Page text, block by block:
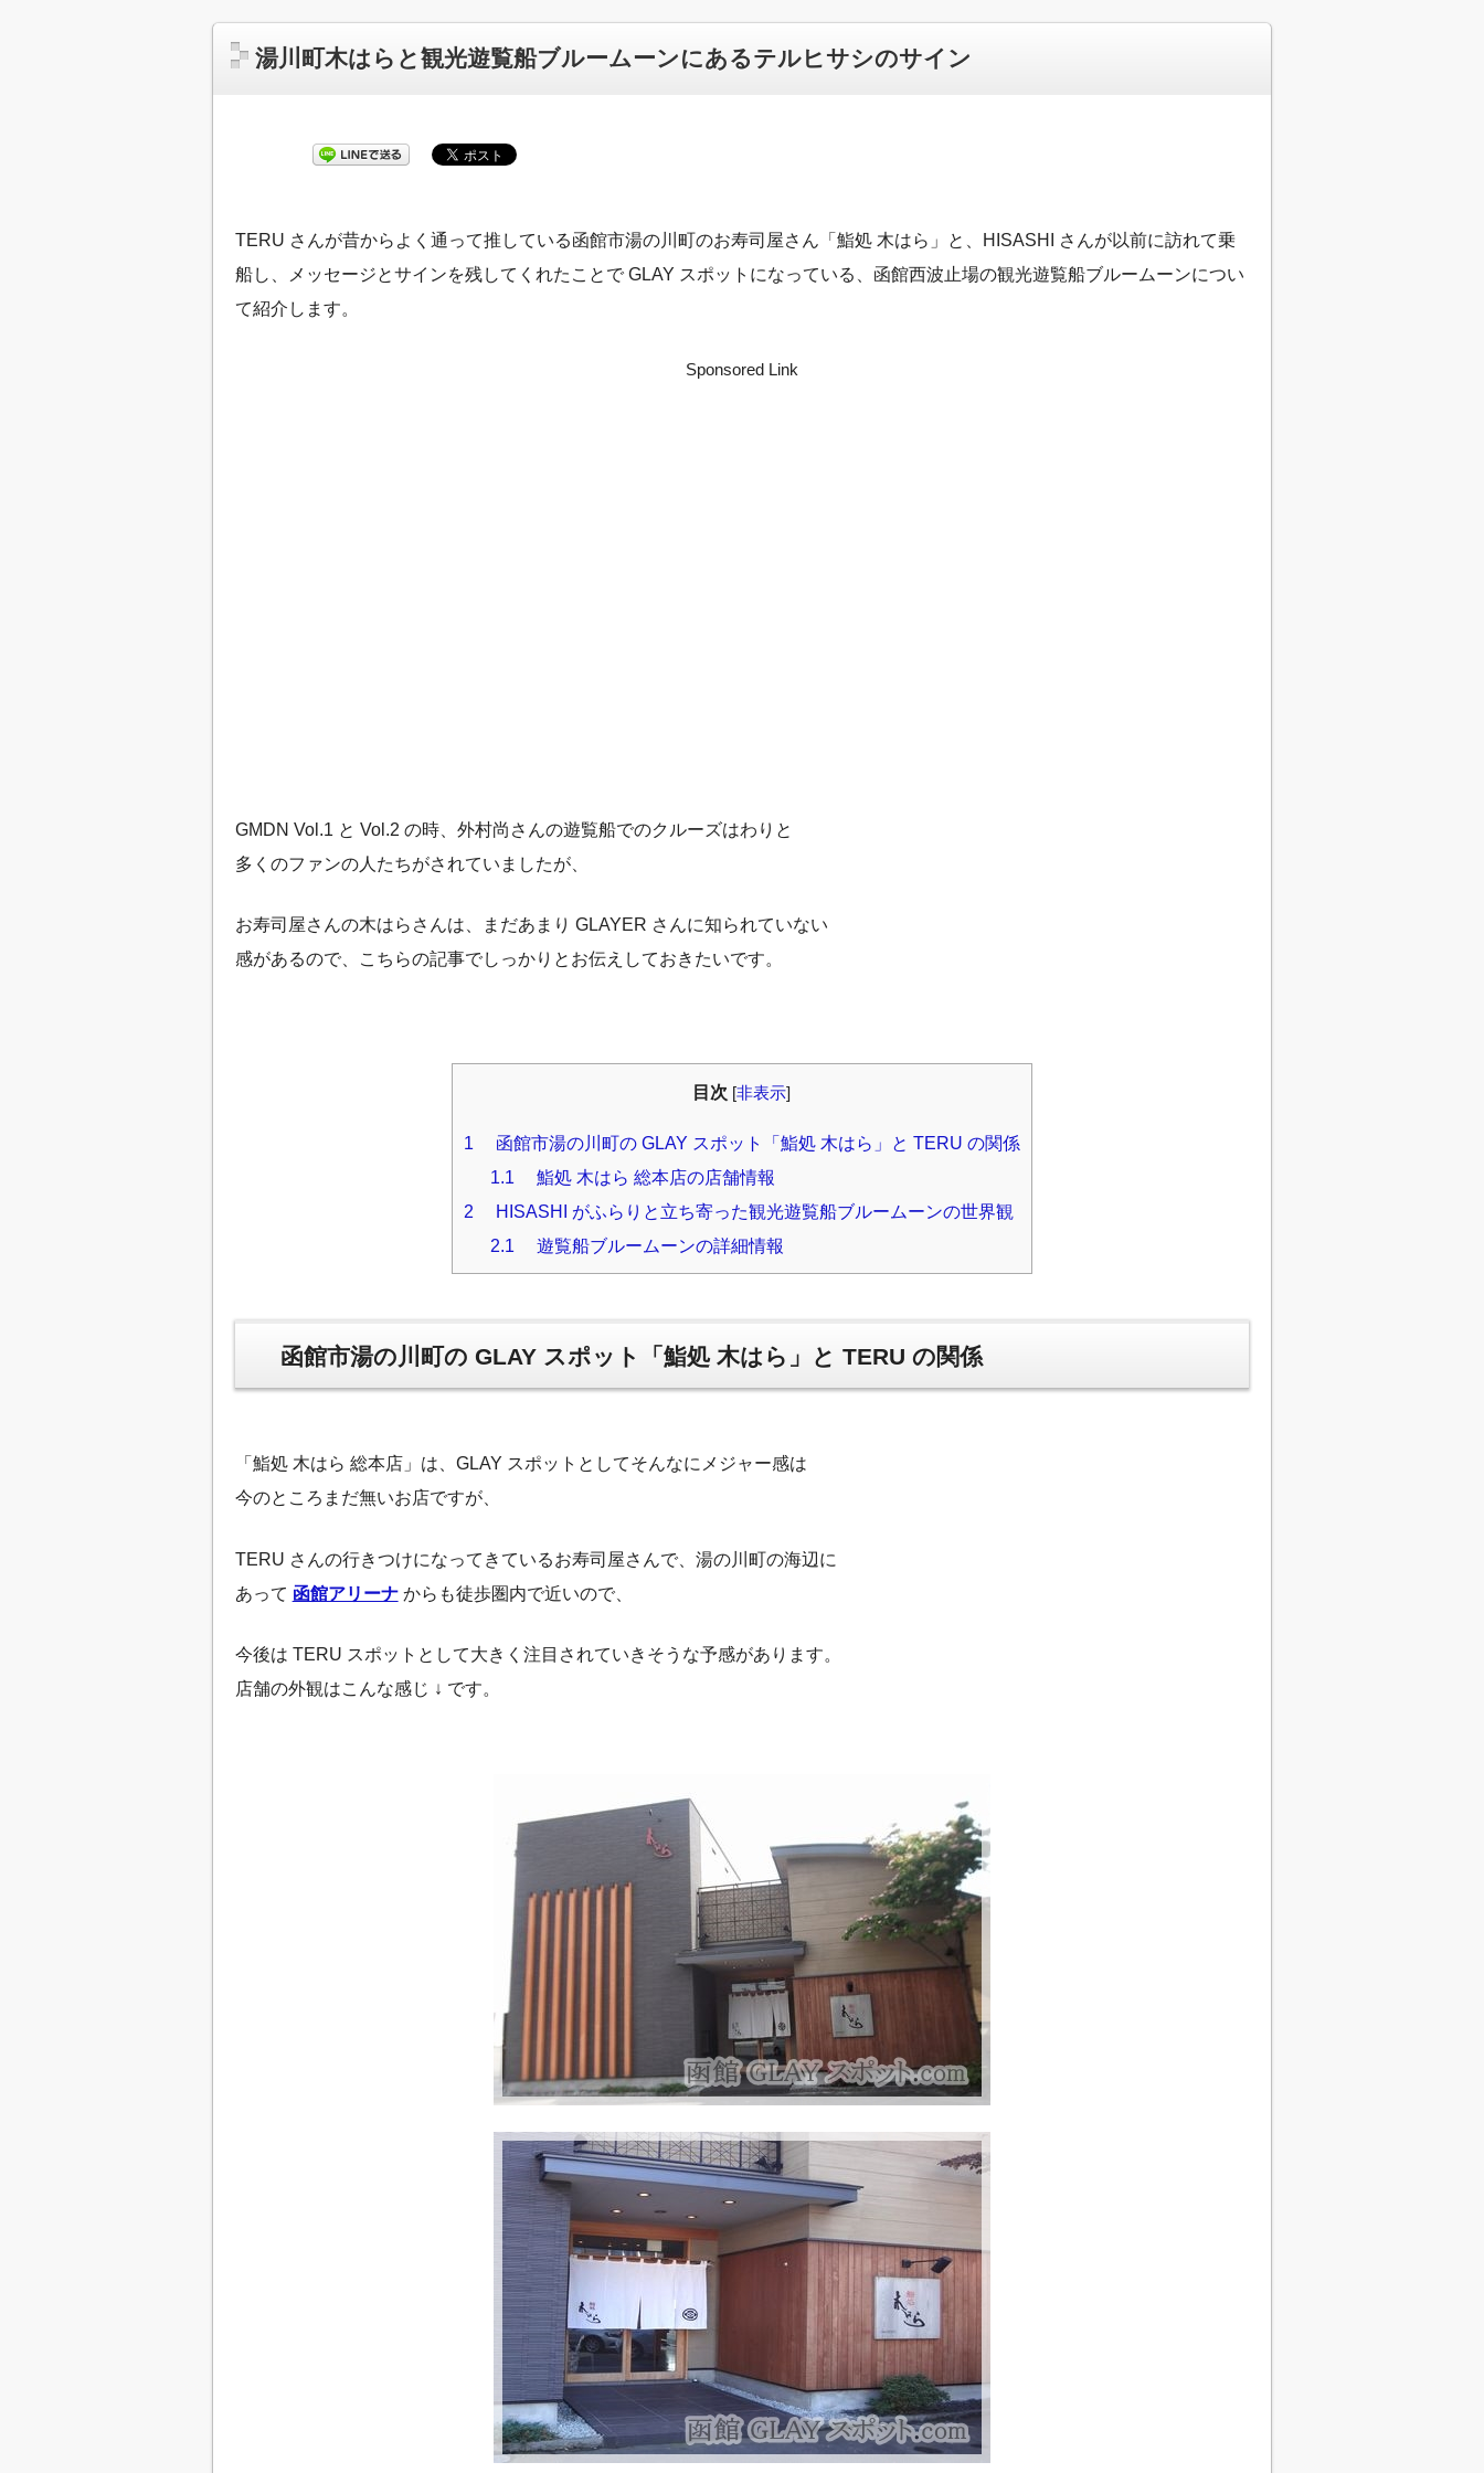
湯川町木はらと観光遊覧船ブルームーンにあるテルヒサシのサイン
TERU さんが昔からよく通って推している函館市湯の川町のお寿司屋さん「鮨処 木はら」と、HISASHI さんが以前に訪れて乗
船し、メッセージとサインを残してくれたことで GLAY スポットになっている、函館西波止場の観光遊覧船ブルームーンについ
て紹介します。
Sponsored Link
GMDN Vol.1 と Vol.2 の時、外村尚さんの遊覧船でのクルーズはわりと
多くのファンの人たちがされていましたが、
お寿司屋さんの木はらさんは、まだあまり GLAYER さんに知られていない
感があるので、こちらの記事でしっかりとお伝えしておきたいです。
目次 [非表示]
1 函館市湯の川町の GLAY スポット「鮨処 木はら」と TERU の関係
1.1 鮨処 木はら 総本店の店舗情報
2 HISASHI がふらりと立ち寄った観光遊覧船ブルームーンの世界観
2.1 遊覧船ブルームーンの詳細情報
函館市湯の川町の GLAY スポット「鮨処 木はら」と TERU の関係
「鮨処 木はら 総本店」は、GLAY スポットとしてそんなにメジャー感は
今のところまだ無いお店ですが、
TERU さんの行きつけになってきているお寿司屋さんで、湯の川町の海辺に
あって 函館アリーナからも徒歩圏内で近いので、
今後は TERU スポットとして大きく注目されていきそうな予感があります。
店舗の外観はこんな感じ ↓ です。